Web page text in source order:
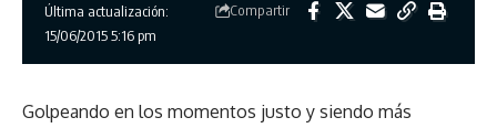
Última actualización:
15/06/2015 5:16 pm
Compartir
Golpeando en los momentos justo y siendo más